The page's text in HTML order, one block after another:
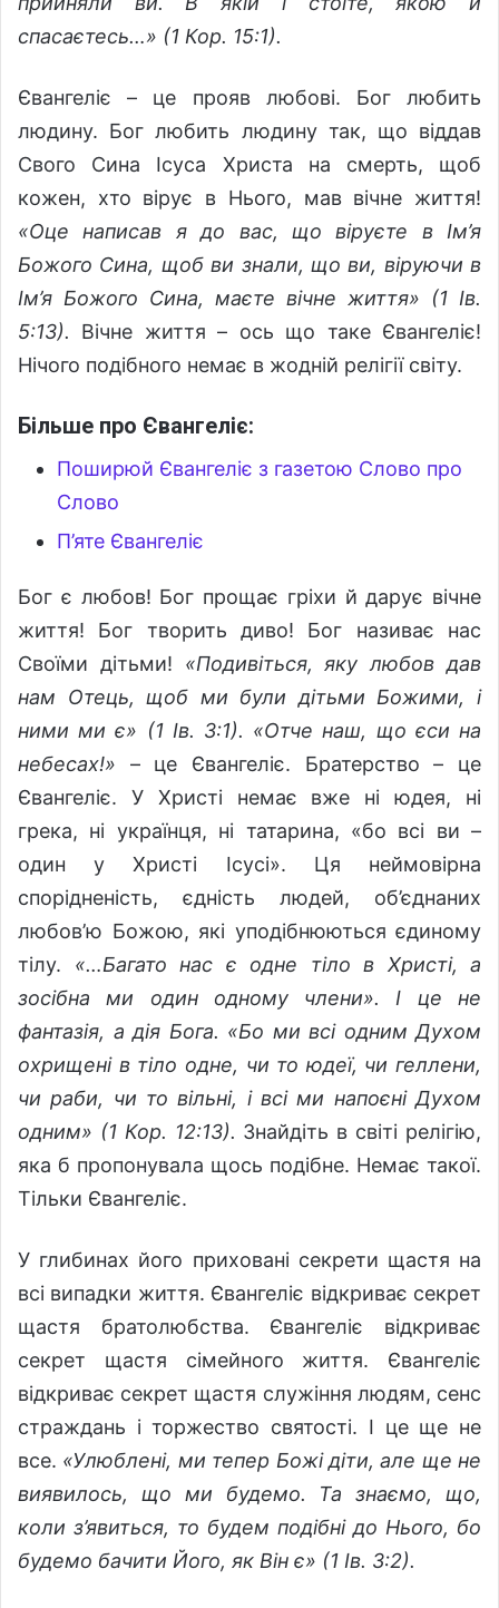
спасаєтесь…» (1 Кор. 15:1).
Євангеліє – це прояв любові. Бог любить
людину. Бог любить людину так, що віддав
Свого Сина Ісуса Христа на смерть, щоб
кожен, хто вірує в Нього, мав вічне життя!
«Оце написав я до вас, що віруєте в Ім’я
Божого Сина, щоб ви знали, що ви, віруючи в
Ім’я Божого Сина, маєте вічне життя» (1 Ів.
5:13). Вічне життя – ось що таке Євангеліє!
Нічого подібного немає в жодній релігії світу.
Більше про Євангеліє:
Поширюй Євангеліє з газетою Слово про
Слово
П’яте Євангеліє
Бог є любов! Бог прощає гріхи й дарує вічне
життя! Бог творить диво! Бог називає нас
Своїми дітьми! «Подивіться, яку любов дав
нам Отець, щоб ми були дітьми Божими, і
ними ми є» (1 Ів. 3:1). «Отче наш, що єси на
небесах!» – це Євангеліє. Братерство – це
Євангеліє. У Христі немає вже ні юдея, ні
грека, ні українця, ні татарина, «бо всі ви –
один у Христі Ісусі». Ця неймовірна
спорідненість, єдність людей, об’єднаних
любов’ю Божою, які уподібнюються єдиному
тілу. «…Багато нас є одне тіло в Христі, а
зосібна ми один одному члени». І це не
фантазія, а дія Бога. «Бо ми всі одним Духом
охрищені в тіло одне, чи то юдеї, чи геллени,
чи раби, чи то вільні, і всі ми напоєні Духом
одним» (1 Кор. 12:13). Знайдіть в світі релігію,
яка б пропонувала щось подібне. Немає такої.
Тільки Євангеліє.
У глибинах його приховані секрети щастя на
всі випадки життя. Євангеліє відкриває секрет
щастя братолюбства. Євангеліє відкриває
секрет щастя сімейного життя. Євангеліє
відкриває секрет щастя служіння людям, сенс
страждань і торжество святості. І це ще не
все. «Улюблені, ми тепер Божі діти, але ще не
виявилось, що ми будемо. Та знаємо, що,
коли з’явиться, то будем подібні до Нього, бо
будемо бачити Його, як Він є» (1 Ів. 3:2).